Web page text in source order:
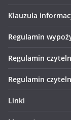
Klauzula
Regulamin
Regulamin
Regulamin
Linki